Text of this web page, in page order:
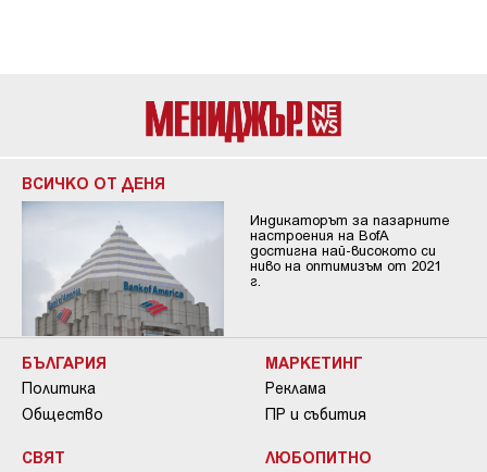
ВСИЧКО ОТ ДЕНЯ
Индикаторът за пазарните
настроения на BofA
достигна най-високото си
ниво на оптимизъм от 2021
г.
БЪЛГАРИЯ
Политика
Общество
СВЯТ
МАРКЕТИНГ
Реклама
ПР и събития
ЛЮБОПИТНО